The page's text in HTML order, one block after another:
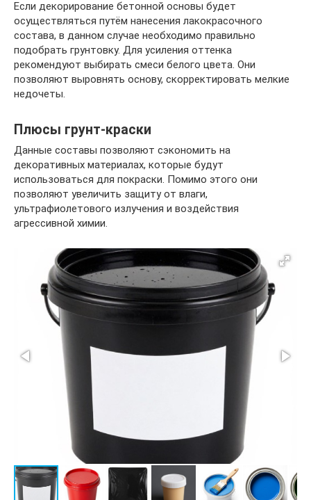
Если декорирование бетонной основы будет
осуществляться путём нанесения лакокрасочного
состава, в данном случае необходимо правильно
подобрать грунтовку. Для усиления оттенка
рекомендуют выбирать смеси белого цвета. Они
позволяют выровнять основу, скорректировать мелкие
недочеты.
Плюсы грунт-краски
Данные составы позволяют сэкономить на
декоративных материалах, которые будут
использоваться для покраски. Помимо этого они
позволяют увеличить защиту от влаги,
ультрафиолетового излучения и воздействия
агрессивной химии.